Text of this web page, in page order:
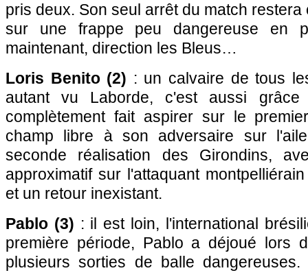
pris deux. Son seul arrêt du match
sur une frappe peu dangereuse en
maintenant, direction les Bleus…
Loris Benito (2) : un calvaire de tous
autant vu Laborde, c'est aussi
complètement fait aspirer sur le
champ libre à son adversaire sur
seconde réalisation des Girondins,
approximatif sur l'attaquant
et un retour inexistant.
Pablo (3) : il est loin, l'international
première période, Pablo a déjoué lors
plusieurs sorties de balle